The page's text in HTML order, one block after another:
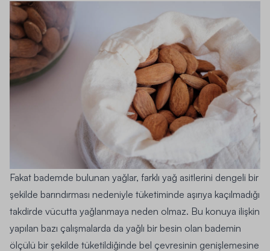
Fakat bademde bulunan yağlar, farklı yağ asitlerini dengeli bir
şekilde barındırması nedeniyle tüketiminde aşırıya kaçılmadığı
takdirde vücutta yağlanmaya neden olmaz. Bu konuya ilişkin
yapılan bazı çalışmalarda da yağlı bir besin olan bademin
ölçülü bir şekilde tüketildiğinde bel çevresinin genişlemesine